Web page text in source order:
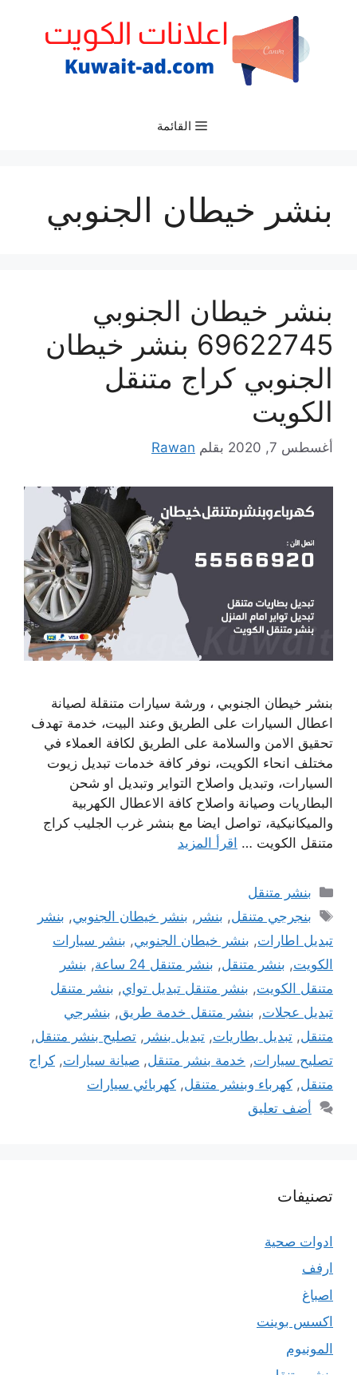
القائمة
بنشر خيطان الجنوبي
بنشر خيطان الجنوبي
69622745 بنشر خيطان
الجنوبي كراج متنقل
الكويت
أغسطس 7, 2020 بقلم Rawan
بنشر خيطان الجنوبي ، ورشة سيارات متنقلة لصيانة
اعطال السيارات على الطريق وعند البيت، خدمة تهدف
تحقيق الامن والسلامة على الطريق لكافة العملاء في
مختلف انحاء الكويت، نوفر كافة خدمات تبديل زيوت
السيارات، وتبديل واصلاح التواير وتبديل او شحن
البطاريات وصيانة واصلاح كافة الاعطال الكهربية
والميكانيكية، تواصل ايضا مع بنشر غرب الجليب كراج
متنقل الكويت … اقرأ المزيد
التصنيفات
بنشر متنقل
الوسوم
بنجرجي متنقل, بنشر , بنشر خيطان الجنوبي, بنشر
تبديل اطارات, بنشر خيطان الجنوبي, بنشر سيارات
الكويت, بنشر متنقل, بنشر متنقل 24 ساعة , بنشر
متنقل الكويت, بنشر متنقل تبديل تواي, بنشر متنقل
تبديل عجلات, بنشر متنقل خدمة طريق, بنشرجي
متنقل, تبديل بطاريات, تبديل بنشر , تصليح بنشر متنقل,
تصليح سيارات, خدمة بنشر متنقل, صيانة سيارات, كراج
متنقل, كهرباء وبنشر متنقل, كهربائي سيارات
أضف تعليق
تصنيفات
ادوات صحية
ارفف
اصباغ
اكسس بوينت
المونيوم